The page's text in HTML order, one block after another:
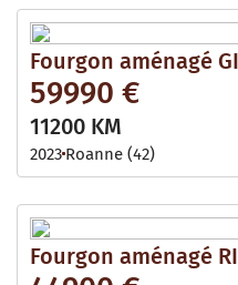
Fourgon aménagé
59990 €
11200 KM
2023 Roanne (42)
Fourgon aménagé